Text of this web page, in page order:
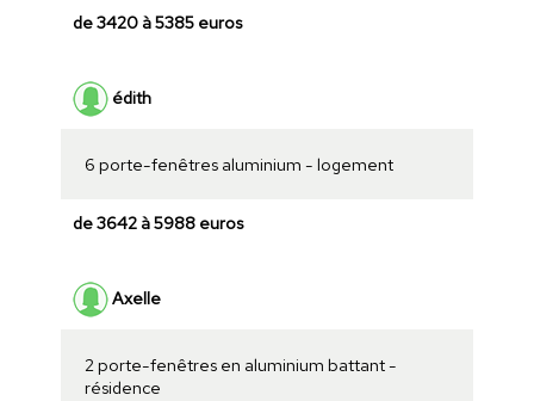
de 3420 à 5385 euros
édith
6 porte-fenêtres aluminium - logement
de 3642 à 5988 euros
Axelle
2 porte-fenêtres en aluminium battant -
résidence